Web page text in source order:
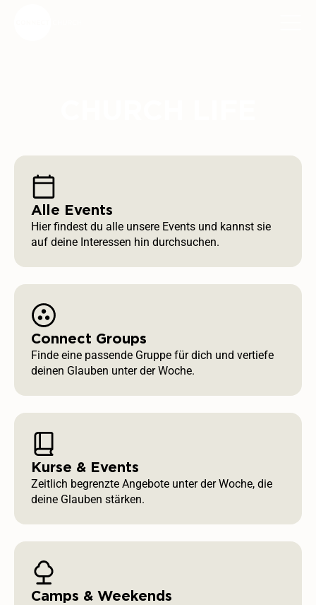
Alle Events
Hier findest du alle unsere Events und kannst sie
auf deine Interessen hin durchsuchen.
Connect Groups
Finde eine passende Gruppe für dich und vertiefe
deinen Glauben unter der Woche.
Kurse & Events
Zeitlich begrenzte Angebote unter der Woche, die
deine Glauben stärken.
Camps & Weekends